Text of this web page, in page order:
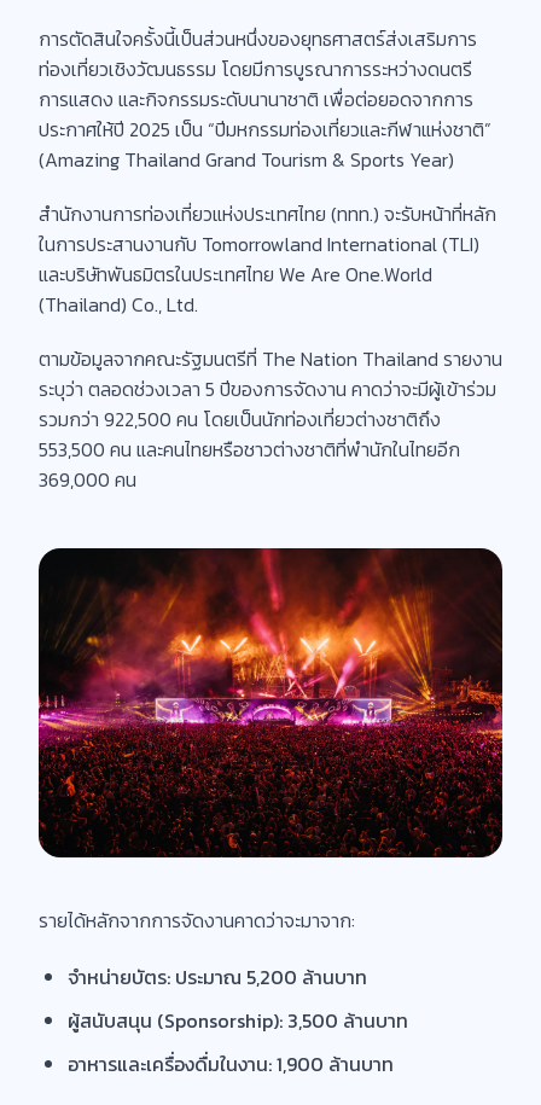
การตัดสินใจครั้งนี้เป็นส่วนหนึ่งของยุทธศาสตร์ส่งเสริมการ
ท่องเที่ยวเชิงวัฒนธรรม โดยมีการบูรณาการระหว่างดนตรี
การแสดง และกิจกรรมระดับนานาชาติ เพื่อต่อยอดจากการ
ประกาศให้ปี 2025 เป็น “ปีมหกรรมท่องเที่ยวและกีฬาแห่งชาติ”
(Amazing Thailand Grand Tourism & Sports Year)
สำนักงานการท่องเที่ยวแห่งประเทศไทย (ททท.) จะรับหน้าที่หลัก
ในการประสานงานกับ Tomorrowland International (TLI)
และบริษัทพันธมิตรในประเทศไทย We Are One.World
(Thailand) Co., Ltd.
ตามข้อมูลจากคณะรัฐมนตรีที่ The Nation Thailand รายงาน
ระบุว่า ตลอดช่วงเวลา 5 ปีของการจัดงาน คาดว่าจะมีผู้เข้าร่วม
รวมกว่า 922,500 คน โดยเป็นนักท่องเที่ยวต่างชาติถึง
553,500 คน และคนไทยหรือชาวต่างชาติที่พำนักในไทยอีก
369,000 คน
รายได้หลักจากการจัดงานคาดว่าจะมาจาก:
จำหน่ายบัตร: ประมาณ 5,200 ล้านบาท
ผู้สนับสนุน (Sponsorship): 3,500 ล้านบาท
อาหารและเครื่องดื่มในงาน: 1,900 ล้านบาท